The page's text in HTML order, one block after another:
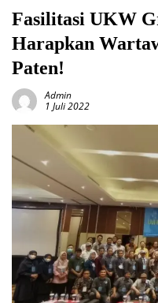
Fasilitasi UKW
Harapkan
Paten!
Admin
1 Juli 2022